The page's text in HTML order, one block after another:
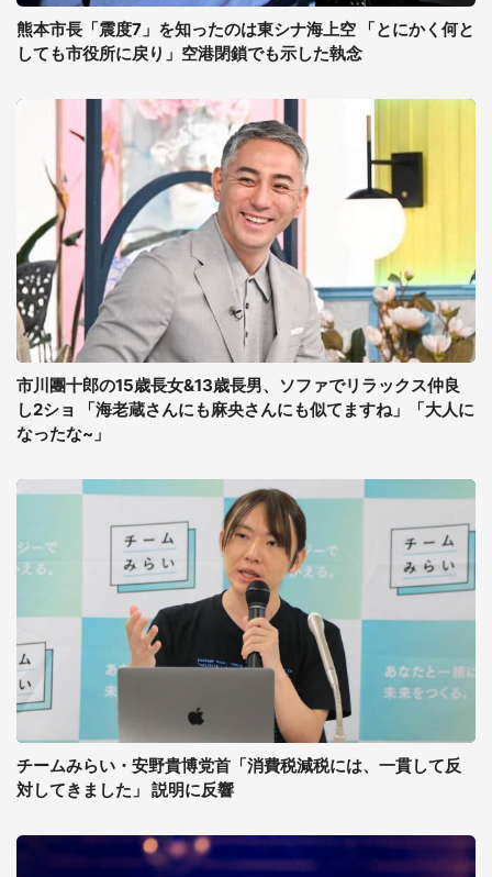
熊本市長「震度7」を知ったのは東シナ海上空 「とにかく何と
しても市役所に戻り」空港閉鎖でも示した執念
市川團十郎の15歳長女&13歳長男、ソファでリラックス仲良
し2ショ 「海老蔵さんにも麻央さんにも似てますね」「大人に
なったな~」
チームみらい・安野貴博党首「消費税減税には、一貫して反
対してきました」 説明に反響